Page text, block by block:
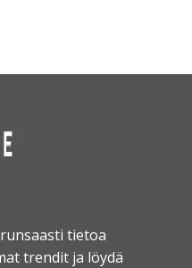
tietoa
trendit ja löydä